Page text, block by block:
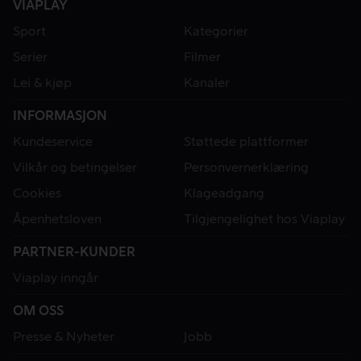
VIAPLAY
Sport
Kategorier
Serier
Filmer
Lei & kjøp
Kanaler
INFORMASJON
Kundeservice
Støttede plattformer
Vilkår og betingelser
Personvernerklæring
Cookies
Klageadgang
Åpenhetsloven
Tilgjengelighet hos Viaplay
PARTNER-KUNDER
Viaplay inngår
OM OSS
Presse & Nyheter
Jobb